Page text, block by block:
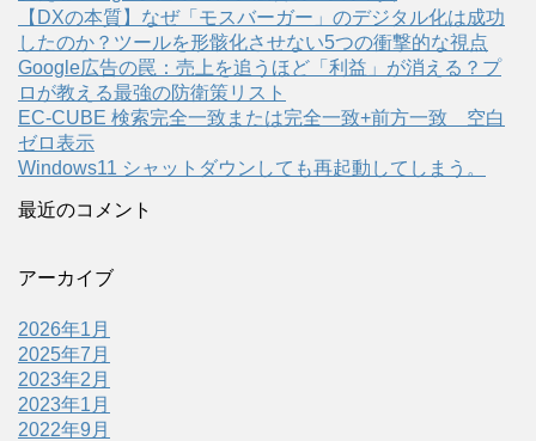
【DXの本質】なぜ「モスバーガー」のデジタル化は成功
したのか？ツールを形骸化させない5つの衝撃的な視点
Google広告の罠：売上を追うほど「利益」が消える？プ
ロが教える最強の防衛策リスト
EC-CUBE 検索完全一致または完全一致+前方一致 空白
ゼロ表示
Windows11 シャットダウンしても再起動してしまう。
最近のコメント
アーカイブ
2026年1月
2025年7月
2023年2月
2023年1月
2022年9月